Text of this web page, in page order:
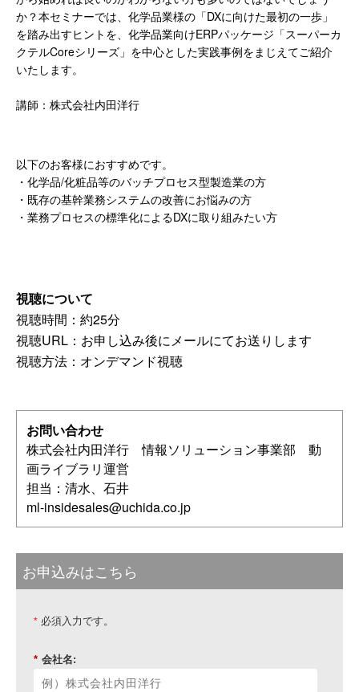
か？本セミナーでは、化学品業様の「DXに向けた最初の一歩」
を踏み出すヒントを、化学品業向けERPパッケージ「スーパーカ
クテルCoreシリーズ」を中心とした実践事例をまじえてご紹介
いたします。
講師： 株式会社内田洋行
以下のお客様におすすめです。
・化学品/化粧品等のバッチプロセス型製造業の方
・既存の基幹業務システムの改善にお悩みの方
・業務プロセスの標準化によるDXに取り組みたい方
視聴について
視聴時間：約25分
視聴URL：お申し込み後にメールにてお送りします
視聴方法：オンデマンド視聴
お問い合わせ
株式会社内田洋行 情報ソリューション事業部 動
画ライブラリ運営
担当：清水、石井
ml-insidesales@uchida.co.jp
お申込みはこちら
* 必須入力です。
* 会社名: